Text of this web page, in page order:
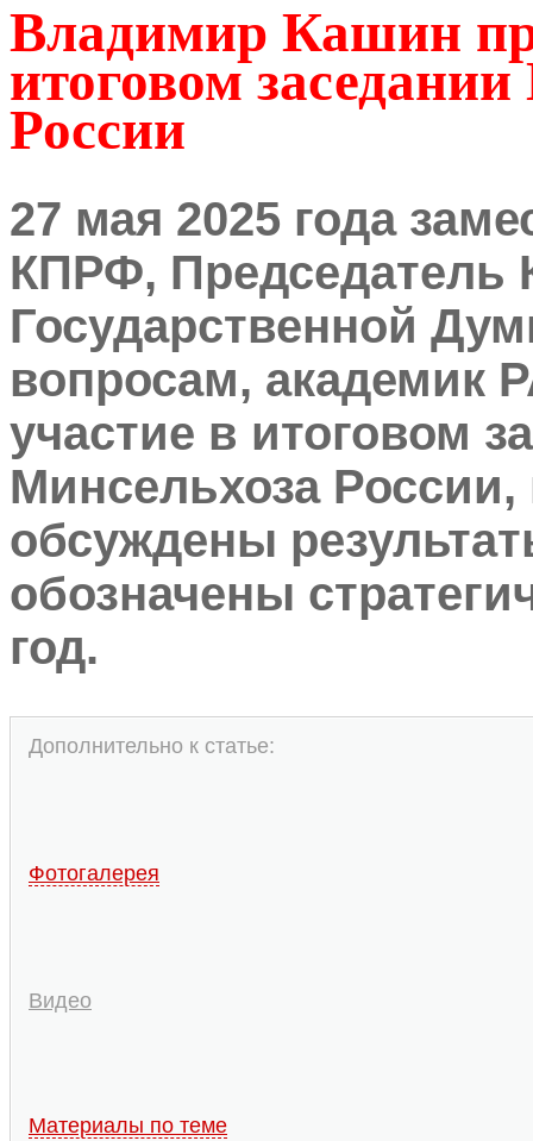
Владимир Кашин
итоговом
России
27 мая 2025 года
КПРФ, Председатель
Государственной
вопросам, академик
участие в итоговом
Минсельхоза
обсуждены
обозначены
год.
Дополнительно к статье:
Фотогалерея
Видео
Материалы по теме